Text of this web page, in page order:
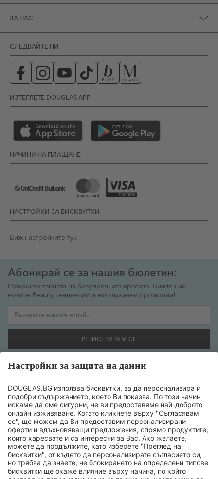
ЗА НАС
СЛЕДВАЙТЕ НИ
ИЗТЕГЛЕТЕ DOUGLAS APP
НАЧИНИ НА ПЛАЩАНЕ
НАСТРОЙКИ ЗА БИСКВИТКИ
Виж настройките тук
Абонирай се за нашия бюлетин:
Разкрийте тайната на безупречната красота. Вижте най-
новите Beauty тенденции и ексклузивни промоции!
РЕГИСТРИРАМ СЕ
предоставената от мен информация да се обработва
ТОП БРАНДОВЕ
ТОП ПРОДУКТИ